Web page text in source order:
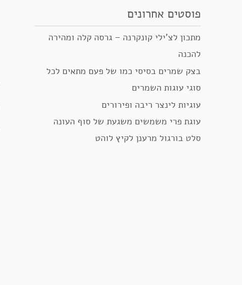
פוסטים אחרונים
מתכון לצ’ילי קונקרנה – גרסה קלה ומהירה
להכנה
בצק שמרים בסיסי כמו של פעם מתאים לכל
סוגי עוגות השמרים
עוגיות לינצר ריבה ופירורים
עוגת פרי משמשים משגעת של סוף העונה
סלט בורגול מרענן לקיץ לוהט